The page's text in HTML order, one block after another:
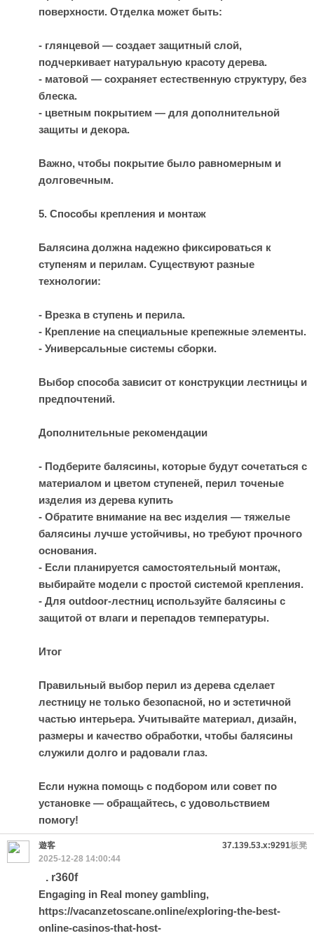
поверхности. Отделка может быть:
- глянцевой — создает защитный слой,
подчеркивает натуральную красоту дерева.
- матовой — сохраняет естественную структуру, без
блеска.
- цветным покрытием — для дополнительной
защиты и декора.
Важно, чтобы покрытие было равномерным и
долговечным.
5. Способы крепления и монтаж
Балясина должна надежно фиксироваться к
ступеням и перилам. Существуют разные
технологии:
- Врезка в ступень и перила.
- Крепление на специальные крепежные элементы.
- Универсальные системы сборки.
Выбор способа зависит от конструкции лестницы и
предпочтений.
Дополнительные рекомендации
- Подберите балясины, которые будут сочетаться с
материалом и цветом ступеней, перил точеные
изделия из дерева купить
- Обратите внимание на вес изделия — тяжелые
балясины лучше устойчивы, но требуют прочного
основания.
- Если планируется самостоятельный монтаж,
выбирайте модели с простой системой крепления.
- Для outdoor-лестниц используйте балясины с
защитой от влаги и перепадов температуры.
Итог
Правильный выбор перил из дерева сделает
лестницу не только безопасной, но и эстетичной
частью интерьера. Учитывайте материал, дизайн,
размеры и качество обработки, чтобы балясины
служили долго и радовали глаз.
Если нужна помощь с подбором или совет по
установке — обращайтесь, с удовольствием
помогу!
板凳
遊客
37.139.53.x:9291
2025-12-28 14:00:44
. r360f
Engaging in Real money gambling,
https://vacanzetoscane.online/exploring-the-best-
online-casinos-that-host-